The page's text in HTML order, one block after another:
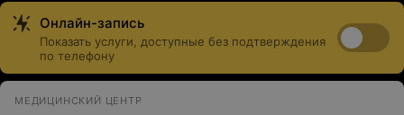
Онлайн-запись
Показать услуги, доступные без подтверждения
по телефону
МЕДИЦИНСКИЙ ЦЕНТР